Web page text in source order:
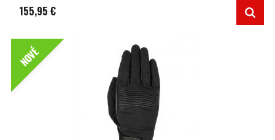
155,95 €
NOVÉ